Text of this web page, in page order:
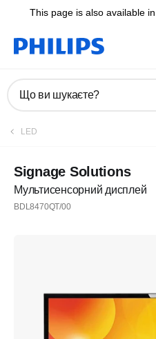
This page is also available in
Що ви шукаєте?
LED
Signage Solutions
Мультисенсорний дисплей
BDL8470QT/00